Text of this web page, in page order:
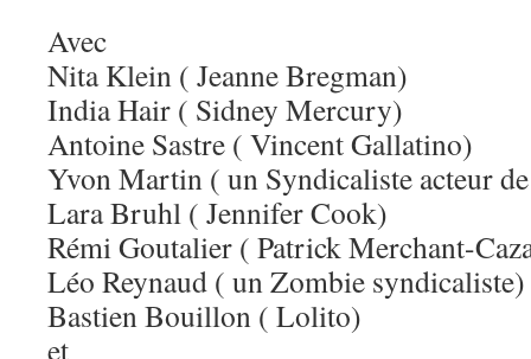
Avec
Nita Klein ( Jeanne Bregman)
India Hair ( Sidney Mercury)
Antoine Sastre ( Vincent Gallatino)
Yvon Martin ( un Syndicaliste acteur
Lara Bruhl ( Jennifer Cook)
Rémi Goutalier ( Patrick Merchant-
Léo Reynaud ( un Zombie syndicaliste)
Bastien Bouillon ( Lolito)
et